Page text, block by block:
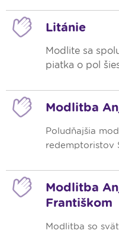
Litánie
Modlite sa
piatka o pol
Modlitba
Poludňajšia
redemptoristov
Modlitba
Františkom
Modlitba so